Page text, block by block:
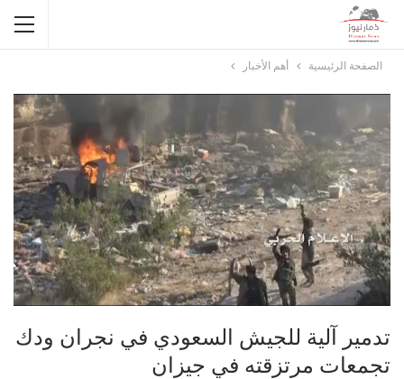
الصفحة الرئيسية أهم الأخبار
تدمير آلية للجيش السعودي في نجران ودك
تجمعات مرتزقته في جيزان